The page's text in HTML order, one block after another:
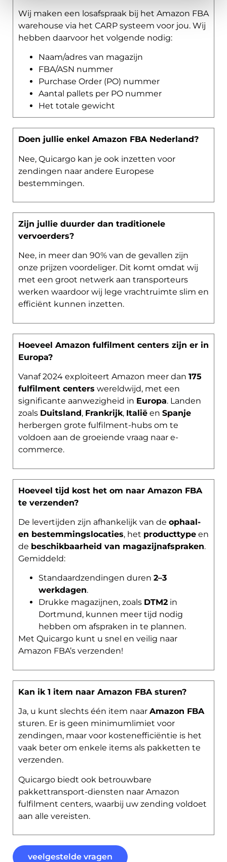
Wij maken een losafspraak bij het Amazon FBA
warehouse via het CARP systeem voor jou. Wij
hebben daarvoor het volgende nodig:
Naam/adres van magazijn
FBA/ASN nummer
Purchase Order (PO) nummer
Aantal pallets per PO nummer
Het totale gewicht
Doen jullie enkel Amazon FBA Nederland?
Nee, Quicargo kan je ook inzetten voor
zendingen naar andere Europese
bestemmingen.
Zijn jullie duurder dan traditionele
vervoerders?
Nee, in meer dan 90% van de gevallen zijn
onze prijzen voordeliger. Dit komt omdat wij
met een groot netwerk aan transporteurs
werken waardoor wij lege vrachtruimte slim en
efficiënt kunnen inzetten.
Hoeveel Amazon fulfilment centers zijn er in
Europa?
Vanaf 2024 exploiteert Amazon meer dan 175
fulfilment centers wereldwijd, met een
significante aanwezigheid in Europa. Landen
zoals Duitsland, Frankrijk, Italië en Spanje
herbergen grote fulfilment-hubs om te
voldoen aan de groeiende vraag naar e-
commerce.
Hoeveel tijd kost het om naar Amazon FBA
te verzenden?
De levertijden zijn afhankelijk van de ophaal-
en bestemmingslocaties, het producttype en
de beschikbaarheid van magazijnafspraken.
Gemiddeld:
Standaardzendingen duren 2–3
werkdagen.
Drukke magazijnen, zoals DTM2 in
Dortmund, kunnen meer tijd nodig
hebben om afspraken in te plannen.
Met Quicargo kunt u snel en veilig naar
Amazon FBA’s verzenden!
Kan ik 1 item naar Amazon FBA sturen?
Ja, u kunt slechts één item naar Amazon FBA
sturen. Er is geen minimumlimiet voor
zendingen, maar voor kostenefficiëntie is het
vaak beter om enkele items als pakketten te
verzenden.
Quicargo biedt ook betrouwbare
pakkettransport-diensten naar Amazon
fulfilment centers, waarbij uw zending voldoet
aan alle vereisten.
veelgestelde vragen